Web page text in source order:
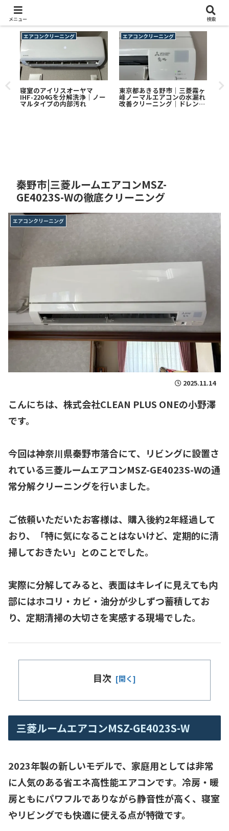
エアコンクリーニング
寝室のアイリスオーヤマ
IHF-2204Gを分解洗浄｜ノー
マルタイプの内部汚れ
エアコンクリーニング
東京都あきる野市｜三菱霧ヶ
峰ノーマルエアコンの水漏れ
改善クリーニング｜ドレン詰
まりによる漏水トラブルを完
厚
秦野市|三菱ルームエアコンMSZ-
GE4023S-Wの徹底クリーニング
エアコンクリーニング
2025.11.14
こんにちは、 株式会社CLEAN PLUS ONEの小野澤
です。
今回は神奈川県秦野市落合にて、リビングに設置さ
れている三菱ルームエアコンMSZ-GE4023S-Wの通
常分解クリーニングを行いました。
ご依頼いただいたお客様は、 購入後約2年経過して
おり、「特に気になることはないけど、定期的に清
掃しておきたい」とのことでした。
実際に分解してみると、表面はキレイに見えても内
部にはホコリ・カビ・油分が少しずつ蓄積してお
り、定期清掃の大切さを実感する現場でした。
目次
三菱ルームエアコンMSZ-GE4023S-W
2023年製の新しいモデルで、家庭用としては非常
に人気のある省エネ高性能エアコンです。冷房・暖
房ともにパワフルでありながら静音性が高く、寝室
やリビングでも快適に使える点が特徴です。
メニュー 検索